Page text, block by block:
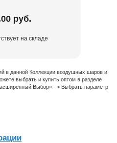
руб.
на складе
в данной Коллекции воздушных шаров и
выбрать и купить оптом в разделе
Выбор» - > Выбрать параметр